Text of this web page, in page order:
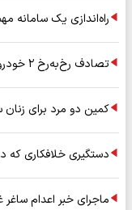
راه‌اندازی یک سامانه
تصادف رخ‌به‌رخ ۲ خودرو سمند/ ۴ سرنشین جان باختند
کمین دو مرد برای زنان
دستگیری خلافکاری
ماجرای خبر اعدام